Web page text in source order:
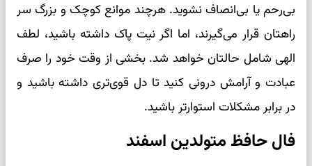
بی‌رحم یا بی‌انصاف نشوید. هرچند موانع کوچک و بزرگ سر
راهتان قرار می‌گیرند، اما اگر نیت پاک داشته باشید، لطف
الهی شامل حالتان خواهد شد. بخشی از وقت خود را صرف
عبادت و آرامش درونی کنید تا دل قوی‌تری داشته باشید و
در برابر مشکلات استوارتر باشید.
فال حافظ متولدین اسفند